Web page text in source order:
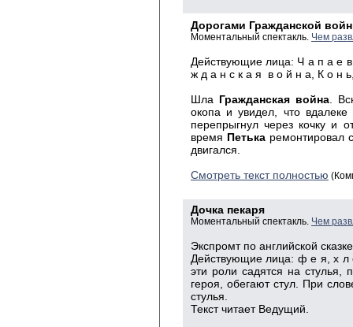
Дорогами Гражданской
Моментальный спектакль. Чем
Действующие лица: Ч а п а е
ж д а н с к а я в о й н а, К о
Шла Гражданская война .
окопа и увидел, что вдалеке
пере­прыгнул через кочку и
время Петькаремонтировал
двигался.
Смотреть текст полностью
Дочка пекаря
Моментальный спектакль. Чем
Экспромт по английской
Действующие лица: ф е я, х
эти роли садятся на стулья,
героя, обегают стул. При
стулья.
Текст читает Ведущий.